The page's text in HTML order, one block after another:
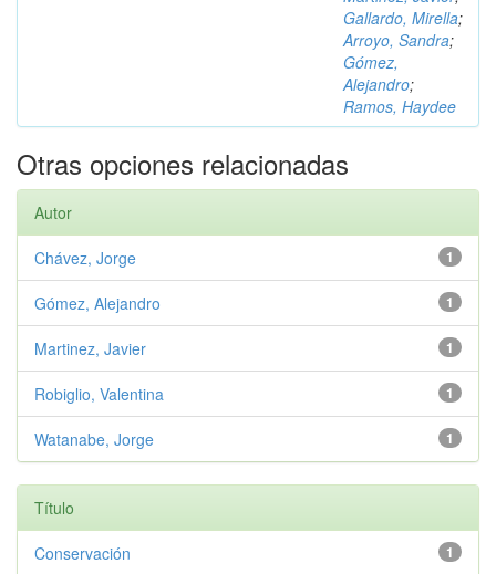
Gallardo, Mirella;
Arroyo, Sandra;
Gómez,
Alejandro;
Ramos, Haydee
Otras opciones relacionadas
Autor
1
Chávez, Jorge
1
Gómez, Alejandro
1
Martinez, Javier
1
Robiglio, Valentina
1
Watanabe, Jorge
Título
1
Conservación